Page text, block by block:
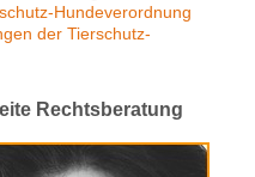
Hundeverordnung
der Tierschutz-
Rechtsberatung